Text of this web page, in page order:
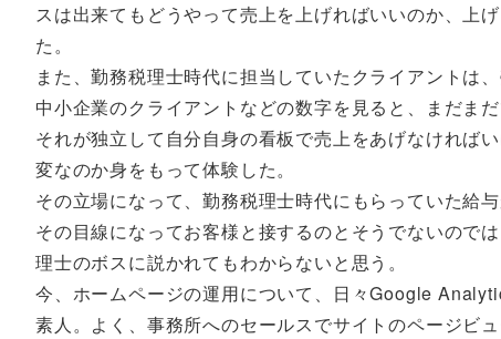
スは出来てもどうやって売上を上げればいいのか、上
た。
また、勤務税理士時代に担当していたクライアントは
中小企業のクライアントなどの数字を見ると、まだま
それが独立して自分自身の看板で売上をあげなければ
変なのか身をもって体験した。
その立場になって、勤務税理士時代にもらっていた給
その目線になってお客様と接するのとそうでないので
理士のボスに説かれてもわからないと思う。
今、ホームページの運用について、日々Google
素人。よく、事務所へのセールスでサイトのページビ